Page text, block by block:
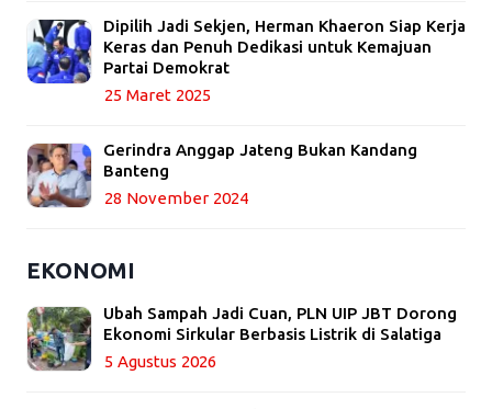
Dipilih Jadi Sekjen, Herman Khaeron Siap Kerja
Keras dan Penuh Dedikasi untuk Kemajuan
Partai Demokrat
25 Maret 2025
Gerindra Anggap Jateng Bukan Kandang
Banteng
28 November 2024
EKONOMI
Ubah Sampah Jadi Cuan, PLN UIP JBT Dorong
Ekonomi Sirkular Berbasis Listrik di Salatiga
5 Agustus 2026